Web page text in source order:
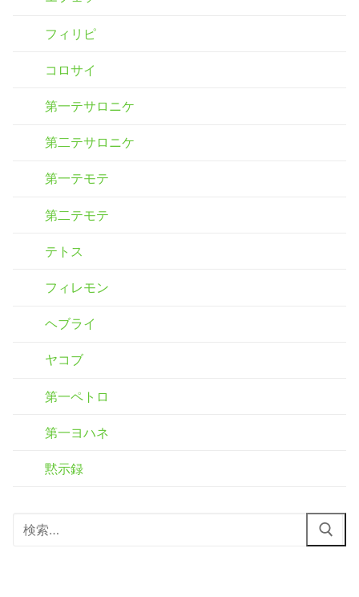
フィリピ
コロサイ
第一テサロニケ
第二テサロニケ
第一テモテ
第二テモテ
テトス
フィレモン
ヘブライ
ヤコブ
第一ペトロ
第一ヨハネ
黙示録